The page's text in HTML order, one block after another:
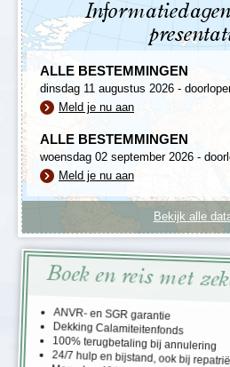
ALLE BESTEMMINGEN
dinsdag 11 augustus 2026 -
Meld je nu aan
ALLE BESTEMMINGEN
woensdag 02 september 2026 -
Meld je nu aan
Bekijk alle
Boek en reis met
ANVR- en SGR garantie
Dekking Calamiteitenfonds
100% terugbetaling bij annulering
24/7 hulp en bijstand, ook bij